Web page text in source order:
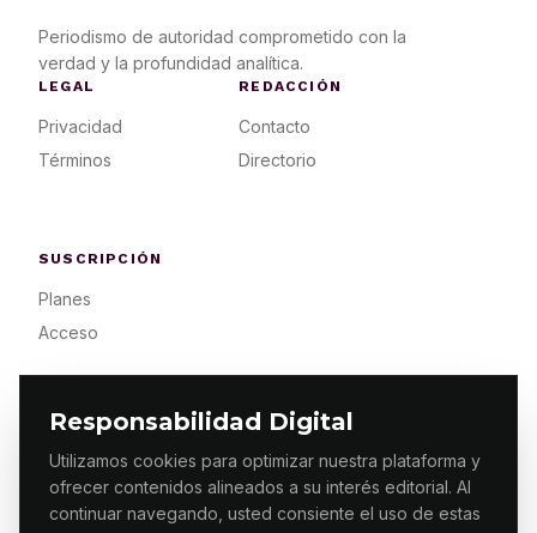
Responsabilidad Digital
Utilizamos cookies para optimizar nuestra plataforma y
ofrecer contenidos alineados a su interés editorial. Al
continuar navegando, usted consiente el uso de estas
Periodismo de autoridad comprometido con la
verdad y la profundidad analítica.
LEGAL
Privacidad
Términos
REDACCIÓN
Contacto
Directorio
SUSCRIPCIÓN
Planes
Acceso
© 2026 ES PRIMERA MX. ALGUNOS DERECHOS
RESERVADOS / DESIGNMAKING.MX